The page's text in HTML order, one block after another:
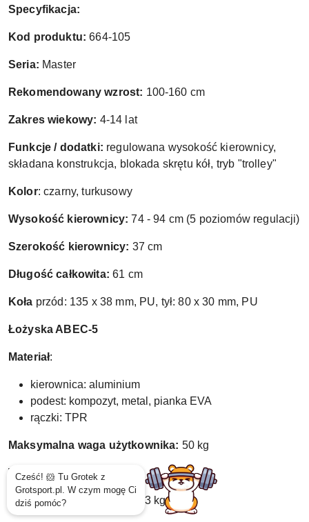
Specyfikacja:
Kod produktu:664-105
Seria: Master
Rekomendowany wzrost: 100-160 cm
Zakres wiekowy: 4-14 lat
Funkcje / dodatki: regulowana wysokość kierownicy,
składana konstrukcja, blokada skrętu kół, tryb "trolley"
Kolor: czarny, turkusowy
Wysokość kierownicy: 74 - 94 cm (5 poziomów regulacji)
Szerokość kierownicy: 37 cm
Długość całkowita: 61 cm
Koła przód: 135 x 38 mm, PU, tył: 80 x 30 mm, PU
Łożyska ABEC-5
Materiał:
kierownica: aluminium
podest: kompozyt, metal, pianka EVA
rączki: TPR
Maksymalna waga użytkownika: 50 kg
Waga produktu: 3,38 kg
Waga z opakowaniem : 4,33 kg